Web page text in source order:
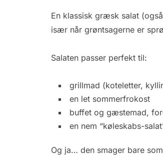
En klassisk græsk salat
især når grøntsagerne er
Salaten passer perfekt til:
grillmad (koteletter,
en let sommerfrokost
buffet og gæstemad,
en nem “køleskabs-
Og ja… den smager bare